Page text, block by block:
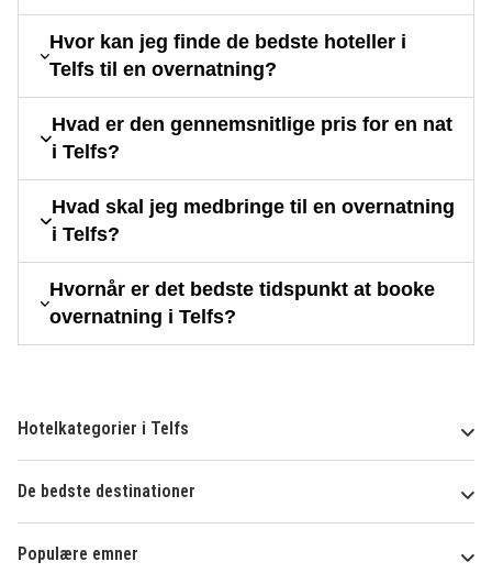
Hvor kan jeg finde de bedste hoteller i
Telfs til en overnatning?
Hvad er den gennemsnitlige pris for en nat
i Telfs?
Hvad skal jeg medbringe til en overnatning
i Telfs?
Hvornår er det bedste tidspunkt at booke
overnatning i Telfs?
Hotelkategorier i Telfs
De bedste destinationer
Populære emner